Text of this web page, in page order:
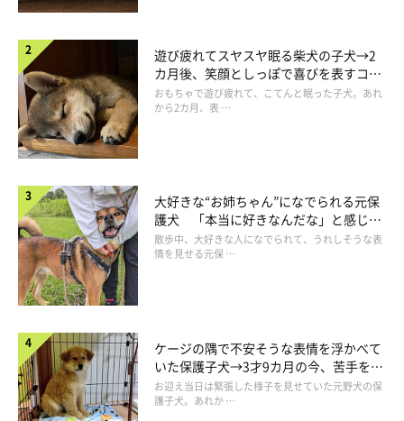
リンク
著者のツイッター：よしこ（めー語）
ブログ『パグ嫁と姑』
遊び疲れてスヤスヤ眠る柴犬の子犬→2
カ月後、笑顔としっぽで喜びを表すコに
成長！
おもちゃで遊び疲れて、こてんと眠った子犬。あれ
から2カ月、表 …
大好きな“お姉ちゃん”になでられる元保
護犬 「本当に好きなんだな」と感じる
表情にほっこり
散歩中、大好きな人になでられて、うれしそうな表
情を見せる元保 …
ケージの隅で不安そうな表情を浮かべて
いた保護子犬→3才9カ月の今、苦手を克
服し頼もしいコに成長！
お迎え当日は緊張した様子を見せていた元野犬の保
護子犬。あれか …